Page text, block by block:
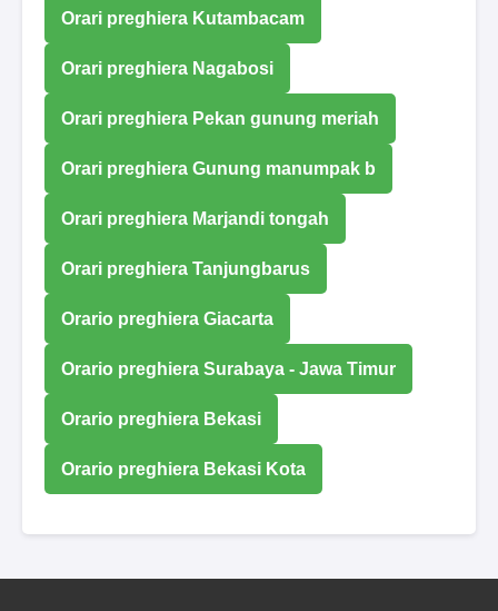
Orari preghiera Kutambacam
Orari preghiera Nagabosi
Orari preghiera Pekan gunung meriah
Orari preghiera Gunung manumpak b
Orari preghiera Marjandi tongah
Orari preghiera Tanjungbarus
Orario preghiera Giacarta
Orario preghiera Surabaya - Jawa Timur
Orario preghiera Bekasi
Orario preghiera Bekasi Kota